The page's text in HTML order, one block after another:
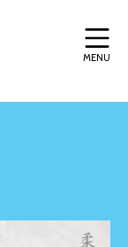
MENU